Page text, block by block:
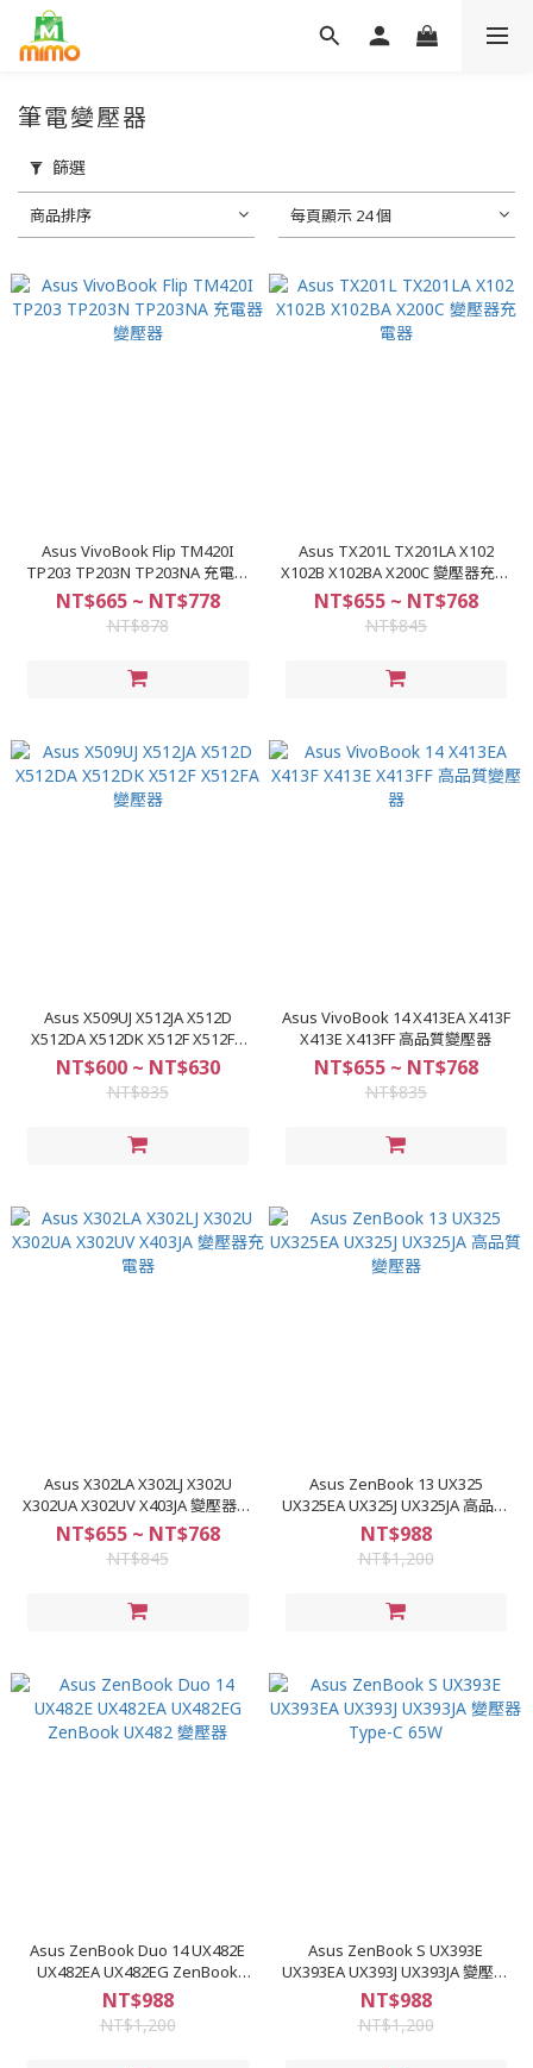
筆電變壓器
篩選
商品排序 每頁顯示 24 個
Asus VivoBook Flip TM420I
TP203 TP203N TP203NA 充電器
變壓器
NT$665 ~ NT$778
NT$878
Asus TX201L TX201LA X102
X102B X102BA X200C 變壓器充電
NT$655 ~ NT$768
NT$845
Asus X509UJ X512JA X512D
X512DA X512DK X512F X512FA
變壓器
NT$600 ~ NT$630
NT$835
Asus VivoBook 14 X413EA X413F
X413E X413FF 高品質變壓器
NT$655 ~ NT$768
NT$835
Asus X302LA X302LJ X302U
X302UA X302UV X403JA 變壓器充
電器
NT$655 ~ NT$768
NT$845
Asus ZenBook 13 UX325
UX325EA UX325J UX325JA 高品質
變壓器
NT$988
NT$1,200
Asus ZenBook Duo 14 UX482E
UX482EA UX482EG ZenBook
UX482 變壓器
NT$988
NT$1,200
Asus ZenBook S UX393E
UX393EA UX393J UX393JA 變壓器
Type-C 65W
NT$988
NT$1,200